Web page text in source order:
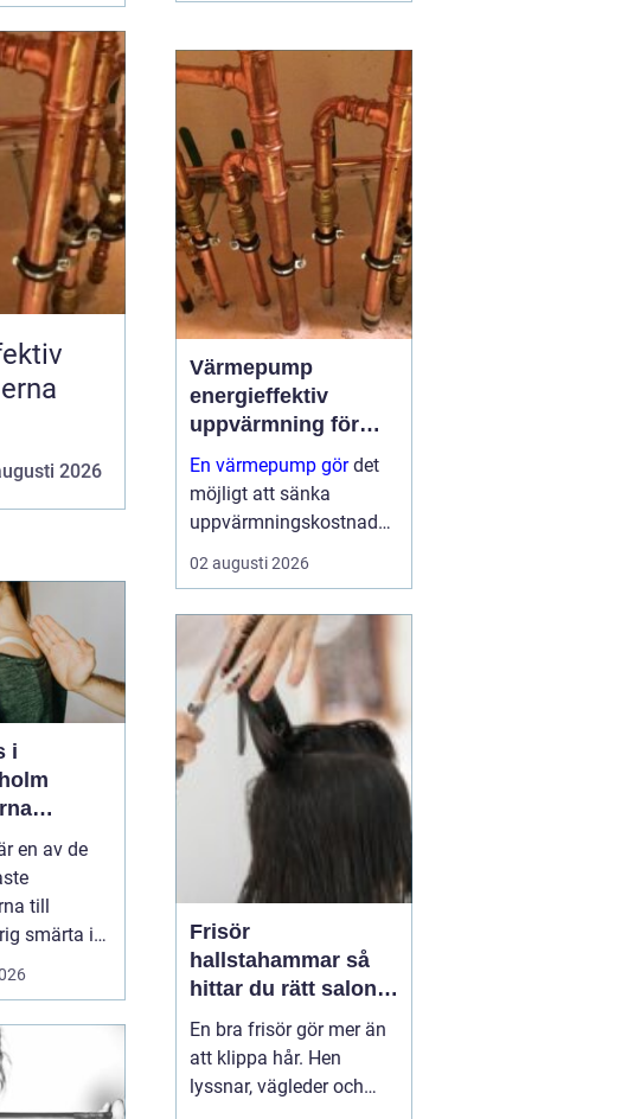
2026
i
för
smärta
rörelse
en av de
till
smärta i
vuxna i
Många i
brasan i kaminen en del
av vardagen, ett sätt att
energikostnaderna och
samtidigt skapa trygghet
när vinden tar i över ön.
När efterfrågan02
augusti 2026
Värmepump
energieffektiv
uppvärmning för
moderna hem
En värmepump gördet
möjligt att sänka
uppvärmningskostnader
na rejält och samtidigt
få ett behagligare
Genom att flytta energi
från luft, mark eller berg
till husets värm...
02 augusti 2026
Frisör
hallstahammar så
hittar du rätt salong
för stil, kvalitet och
känsla
En bra frisör gör mer än
att klippa hår. Hen
lyssnar, vägleder och